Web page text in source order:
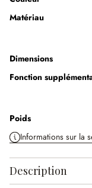
Matériau
Dimensions
Fonction
Poids
Informations sur la
Description